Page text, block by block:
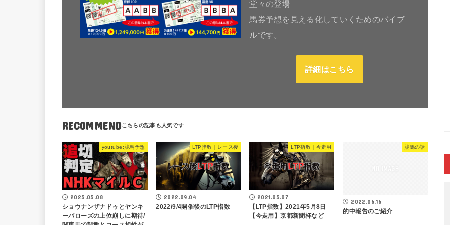
堂々の登場
馬券予想を見える化していくためのバイブ
ルです。
詳細はこちら
RECOMMEND
youtube:競馬予想
2025.05.08
ショウナンザナドゥとヤンキ
ーバローズの上位崩しに期待/
LTP指数｜レース後
2022.09.04
2022/9/4開催後のLTP指数
LTP指数｜今走用
2021.05.07
【LTP指数】2021年5月8日
【今走用】京都新聞杯など
競馬の話
2022.06.16
的中報告のご紹介